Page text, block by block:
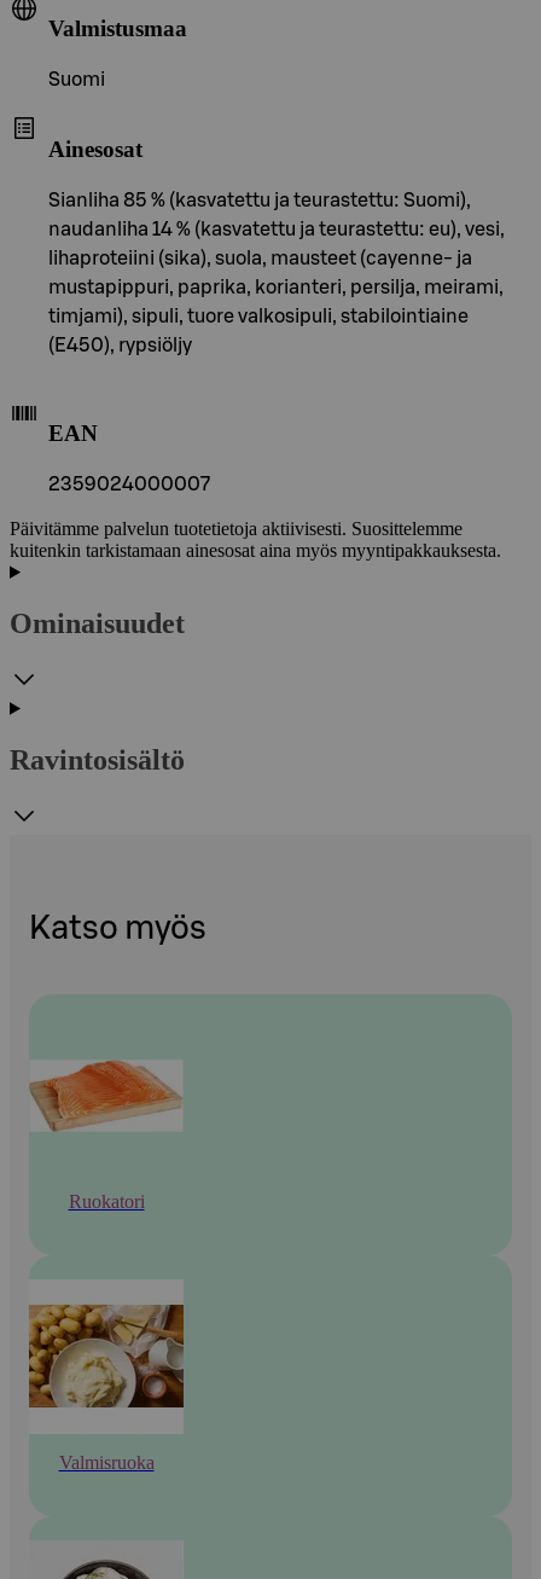
Valmistusmaa
Suomi
Ainesosat
Sianliha 85 % (kasvatettu ja teurastettu: Suomi),
naudanliha 14 % (kasvatettu ja teurastettu: eu), vesi,
lihaproteiini (sika), suola, mausteet (cayenne- ja
mustapippuri, paprika, korianteri, persilja, meirami,
timjami), sipuli, tuore valkosipuli, stabilointiaine
(E450), rypsiöljy
EAN
2359024000007
Päivitämme palvelun tuotetietoja aktiivisesti. Suosittelemme
kuitenkin tarkistamaan ainesosat aina myös myyntipakkauksesta.
Ominaisuudet
Ravintosisältö
Katso myös
Ruokatori
Valmisruoka